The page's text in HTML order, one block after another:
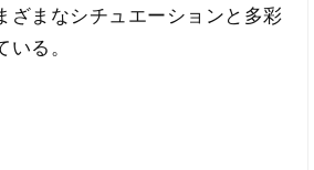
ざまなシチュエーションと多彩
る。